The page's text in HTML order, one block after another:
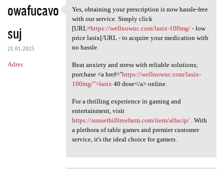
owafucavo
suj
21.01.2025
Adres
Yes, obtaining your
Yes, obtaining your prescription is now hassle-free
with our service. Simply click
[URL=https://wellnowuc.com/lasix-100mg/- low
price lasix[/URL - to acquire your medication with
no hassle.
Beat anxiety and stress with reliable solutions;
purchase <a href="https://wellnowuc.com/lasix-
100mg/">lasix 40 dose</a> online.
For a thrilling experience in gaming and
entertainment, visit
https://sunsethilltreefarm.com/item/alfacip/. With
a plethora of table games and premier customer
service, it's the ideal choice for gamers.